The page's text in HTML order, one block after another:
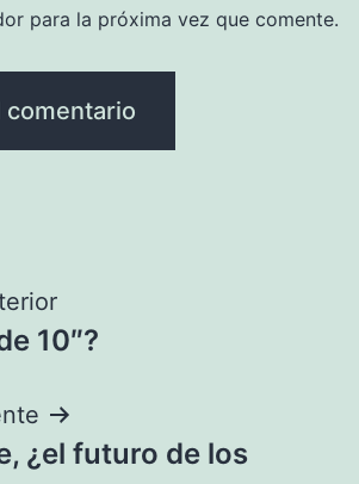
para la próxima vez que comente.
10″?
¿el futuro de los